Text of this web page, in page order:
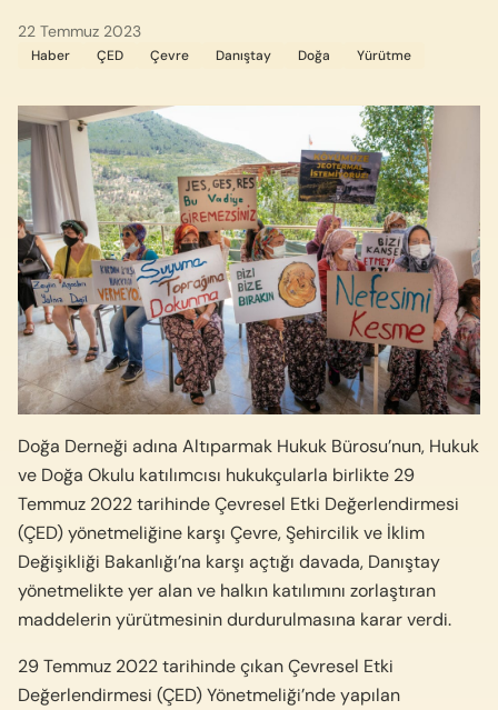
22 Temmuz 2023
Haber ÇED Çevre Danıştay Doğa Yürütme
Doğa Derneği adına Altıparmak Hukuk Bürosu’nun, Hukuk
ve Doğa Okulu katılımcısı hukukçularla birlikte 29
Temmuz 2022 tarihinde Çevresel Etki Değerlendirmesi
(ÇED) yönetmeliğine karşı Çevre, Şehircilik ve İklim
Değişikliği Bakanlığı’na karşı açtığı davada, Danıştay
yönetmelikte yer alan ve halkın katılımını zorlaştıran
maddelerin yürütmesinin durdurulmasına karar verdi.
29 Temmuz 2022 tarihinde çıkanÇevresel Etki
Değerlendirmesi (ÇED) Yönetmeliği’ndeyapılan